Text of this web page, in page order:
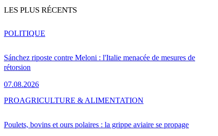
LES PLUS RÉCENTS
Sánchez riposte contre Meloni : l'Italie menacée de mesures de
rétorsion
07.08.2026
POLITIQUE
Poulets, bovins et ours polaires : la grippe aviaire se propage
PROAGRICULTURE & ALIMENTATION